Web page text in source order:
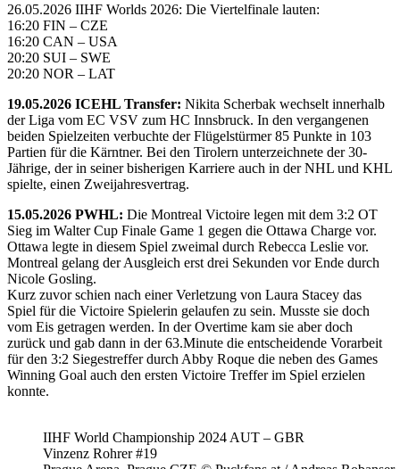
26.05.2026 IIHF Worlds 2026: Die Viertelfinale lauten:
16:20 FIN – CZE
16:20 CAN – USA
20:20 SUI – SWE
20:20 NOR – LAT
19.05.2026 ICEHL Transfer: Nikita Scherbak wechselt innerhalb
der Liga vom EC VSV zum HC Innsbruck. In den vergangenen
beiden Spielzeiten verbuchte der Flügelstürmer 85 Punkte in 103
Partien für die Kärntner. Bei den Tirolern unterzeichnete der 30-
Jährige, der in seiner bisherigen Karriere auch in der NHL und KHL
spielte, einen Zweijahresvertrag.
15.05.2026 PWHL: Die Montreal Victoire legen mit dem 3:2 OT
Sieg im Walter Cup Finale Game 1 gegen die Ottawa Charge vor.
Ottawa legte in diesem Spiel zweimal durch Rebecca Leslie vor.
Montreal gelang der Ausgleich erst drei Sekunden vor Ende durch
Nicole Gosling.
Kurz zuvor schien nach einer Verletzung von Laura Stacey das
Spiel für die Victoire Spielerin gelaufen zu sein. Musste sie doch
vom Eis getragen werden. In der Overtime kam sie aber doch
zurück und gab dann in der 63.Minute die entscheidende Vorarbeit
für den 3:2 Siegestreffer durch Abby Roque die neben des Games
Winning Goal auch den ersten Victoire Treffer im Spiel erzielen
konnte.
IIHF World Championship 2024 AUT – GBR
Vinzenz Rohrer #19